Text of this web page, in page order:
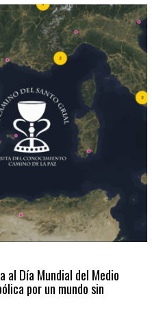
al Día Mundial del Medio
por un mundo sin